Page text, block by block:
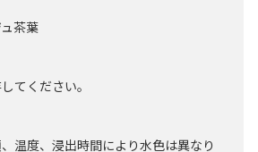
茶葉
てください。
温度、浸出時間により水色は異なり